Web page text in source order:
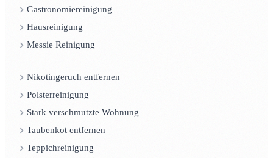
Gastronomiereinigung
Hausreinigung
Messie Reinigung
Nikotingeruch entfernen
Polsterreinigung
Stark verschmutzte Wohnung
Taubenkot entfernen
Teppichreinigung